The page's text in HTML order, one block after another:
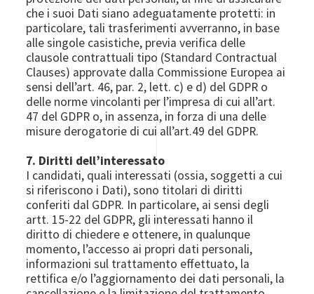
che i suoi Dati siano adeguatamente protetti: in
particolare, tali trasferimenti avverranno, in base
alle singole casistiche, previa verifica delle
clausole contrattuali tipo (Standard Contractual
Clauses) approvate dalla Commissione Europea ai
sensi dell’art. 46, par. 2, lett. c) e d) del GDPR o
delle norme vincolanti per l’impresa di cui all’art.
47 del GDPR o, in assenza, in forza di una delle
misure derogatorie di cui all’art.49 del GDPR.
7. Diritti dell’interessato
I candidati, quali interessati (ossia, soggetti a cui
si riferiscono i Dati), sono titolari di diritti
conferiti dal GDPR. In particolare, ai sensi degli
artt. 15-22 del GDPR, gli interessati hanno il
diritto di chiedere e ottenere, in qualunque
momento, l’accesso ai propri dati personali,
informazioni sul trattamento effettuato, la
rettifica e/o l’aggiornamento dei dati personali, la